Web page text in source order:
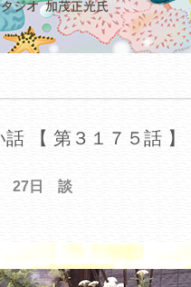
【 第３１７５話 】
27日 談